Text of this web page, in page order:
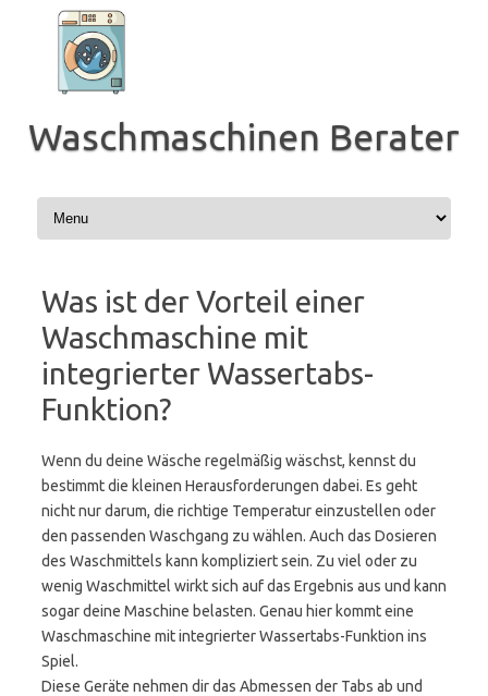
Inhalt
springen
Waschmaschinen Berater
Was ist der Vorteil einer
Waschmaschine mit
integrierter Wassertabs-
Funktion?
Wenn du deine Wäsche regelmäßig wäschst, kennst du
bestimmt die kleinen Herausforderungen dabei. Es geht
nicht nur darum, die richtige Temperatur einzustellen oder
den passenden Waschgang zu wählen. Auch das Dosieren
des Waschmittels kann kompliziert sein. Zu viel oder zu
wenig Waschmittel wirkt sich auf das Ergebnis aus und kann
sogar deine Maschine belasten. Genau hier kommt eine
Waschmaschine mit integrierter Wassertabs-Funktion ins
Spiel.
Diese Geräte nehmen dir das Abmessen der Tabs ab und